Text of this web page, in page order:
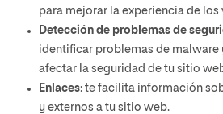
para mejorar la experiencia de los
Detección de problemas de
identificar problemas de malware
afectar la seguridad de tu sitio
Enlaces: te facilita información
y externos a tu sitio web.